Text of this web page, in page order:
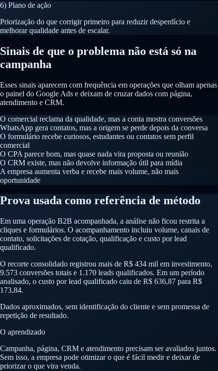
6) Plano de ação
Priorização do que corrigir primeiro para reduzir desperdício e
melhorar qualidade antes de escalar.
Sinais de que o problema não está só na
campanha
Esses sinais aparecem com frequência em operações que olham apenas
o painel do Google Ads e deixam de cruzar dados com página,
atendimento e CRM.
O comercial reclama da qualidade, mas a conta mostra conversões
WhatsApp gera contatos, mas a origem se perde depois da conversa
O formulário recebe curiosos, estudantes ou contatos sem perfil
comercial
O CPA parece bom, mas quase nada vira proposta ou reunião
O CRM existe, mas não devolve informação útil para mídia
A empresa aumenta verba e recebe mais volume, não mais
oportunidade
Prova usada como referência de método
Em uma operação B2B acompanhada, a análise não ficou restrita a
cliques e formulários. O acompanhamento incluiu volume, canais de
contato, solicitações de cotação, qualificação e custo por lead
qualificado.
O recorte consolidado registrou mais de R$ 434 mil em investimento,
9.573 conversões totais e 1.170 leads qualificados. Em um período
analisado, o custo por lead qualificado caiu de R$ 636,87 para R$
173,84.
Dados aproximados, sem identificação do cliente e sem promessa de
repetição de resultado.
O aprendizado
Campanha, página, CRM e atendimento precisam ser avaliados juntos.
Sem isso, a empresa pode otimizar o que é fácil medir e deixar de
priorizar o que vira venda.